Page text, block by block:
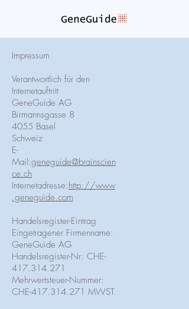
Impressum
Verantwortlich für den
Internetauftritt
GeneGuide AG
Birmannsgasse 8
4055 Basel
Schweiz
E-
Mail:geneguide@brainscien
ce.ch
Internetadresse:http://www
.geneguide.com
Handelsregister-Eintrag
Eingetragener Firmenname:
GeneGuide AG
Handelsregister-Nr: CHE-
417.314.271
Mehrwertsteuer-Nummer:
CHE-417.314.271 MWST